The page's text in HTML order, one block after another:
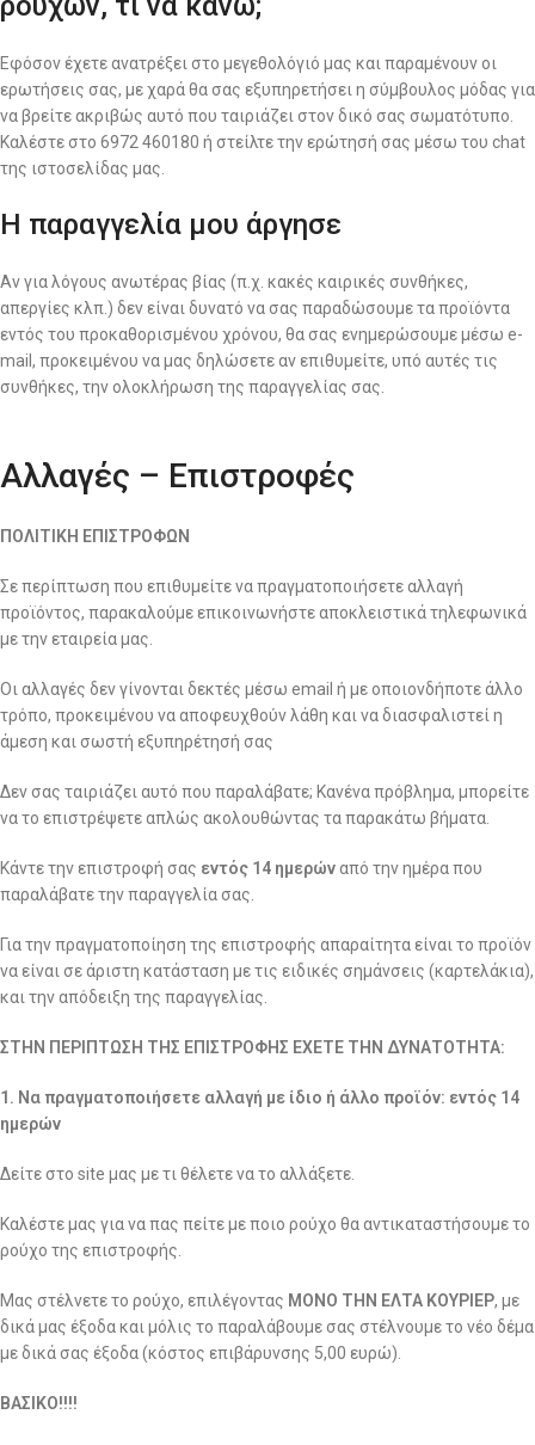
Εφόσον έχετε ανατρέξει στο μεγεθολόγιό μας και παραμένουν οι
ερωτήσεις σας, με χαρά θα σας εξυπηρετήσει η σύμβουλος μόδας για
να βρείτε ακριβώς αυτό που ταιριάζει στον δικό σας σωματότυπο.
Καλέστε στο 6972 460180 ή στείλτε την ερώτησή σας μέσω του chat
της ιστοσελίδας μας.
Η παραγγελία μου άργησε
Αν για λόγους ανωτέρας βίας (π.χ. κακές καιρικές συνθήκες,
απεργίες κλπ.) δεν είναι δυνατό να σας παραδώσουμε τα προϊόντα
εντός του προκαθορισμένου χρόνου, θα σας ενημερώσουμε μέσω e-
mail, προκειμένου να μας δηλώσετε αν επιθυμείτε, υπό αυτές τις
συνθήκες, την ολοκλήρωση της παραγγελίας σας.
Αλλαγές – Επιστροφές
ΠΟΛΙΤΙΚΗ ΕΠΙΣΤΡΟΦΩΝ
Σε περίπτωση που επιθυμείτε να πραγματοποιήσετε αλλαγή
προϊόντος, παρακαλούμε επικοινωνήστε αποκλειστικά τηλεφωνικά
με την εταιρεία μας.
Οι αλλαγές δεν γίνονται δεκτές μέσω email ή με οποιονδήποτε άλλο
τρόπο, προκειμένου να αποφευχθούν λάθη και να διασφαλιστεί η
άμεση και σωστή εξυπηρέτησή σας
Δεν σας ταιριάζει αυτό που παραλάβατε; Κανένα πρόβλημα, μπορείτε
να το επιστρέψετε απλώς ακολουθώντας τα παρακάτω βήματα.
Κάντε την επιστροφή σας εντός 14 ημερώναπό την ημέρα που
παραλάβατε την παραγγελία σας.
Για την πραγματοποίηση της επιστροφής απαραίτητα είναι το προϊόν
να είναι σε άριστη κατάσταση με τις ειδικές σημάνσεις (καρτελάκια),
και την απόδειξη της παραγγελίας.
ΣΤΗΝ ΠΕΡΙΠΤΩΣΗ ΤΗΣ ΕΠΙΣΤΡΟΦΗΣ ΕΧΕΤΕ ΤΗΝ ΔΥΝΑΤΟΤΗΤΑ:
1. Να πραγματοποιήσετε αλλαγή με ίδιο ή άλλο προϊόν: εντός 14
ημερών
Δείτε στο site μας με τι θέλετε να το αλλάξετε.
Καλέστε μας για να πας πείτε με ποιο ρούχο θα αντικαταστήσουμε το
ρούχο της επιστροφής.
Μας στέλνετε το ρούχο, επιλέγοντας ΜΟΝΟ ΤΗΝ ΕΛΤΑ ΚΟΥΡΙΕΡ, με
δικά μας έξοδα και μόλις το παραλάβουμε σας στέλνουμε το νέο δέμα
με δικά σας έξοδα (κόστος επιβάρυνσης 5,00 ευρώ).
ΒΑΣΙΚΟ!!!!